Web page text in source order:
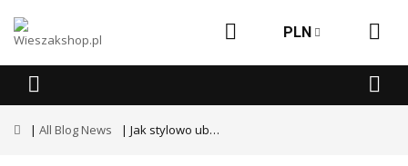
PLN
All Blog News Jak stylowo ubrać się na święta bez wydawania fortuny? Moda premium w cenach outletowych